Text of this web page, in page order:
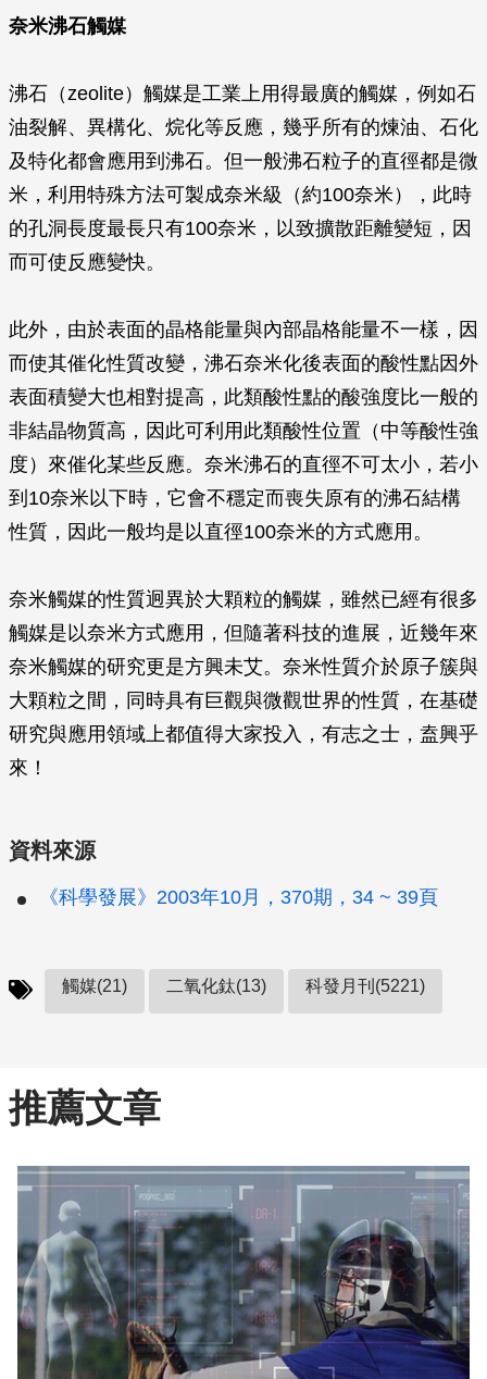
奈米沸石觸媒
沸石（zeolite）觸媒是工業上用得最廣的觸媒，例如石
油裂解、異構化、烷化等反應，幾乎所有的煉油、石化
及特化都會應用到沸石。但一般沸石粒子的直徑都是微
米，利用特殊方法可製成奈米級（約100奈米），此時
的孔洞長度最長只有100奈米，以致擴散距離變短，因
而可使反應變快。
此外，由於表面的晶格能量與內部晶格能量不一樣，因
而使其催化性質改變，沸石奈米化後表面的酸性點因外
表面積變大也相對提高，此類酸性點的酸強度比一般的
非結晶物質高，因此可利用此類酸性位置（中等酸性強
度）來催化某些反應。奈米沸石的直徑不可太小，若小
到10奈米以下時，它會不穩定而喪失原有的沸石結構
性質，因此一般均是以直徑100奈米的方式應用。
奈米觸媒的性質迥異於大顆粒的觸媒，雖然已經有很多
觸媒是以奈米方式應用，但隨著科技的進展，近幾年來
奈米觸媒的研究更是方興未艾。奈米性質介於原子簇與
大顆粒之間，同時具有巨觀與微觀世界的性質，在基礎
研究與應用領域上都值得大家投入，有志之士，盍興乎
來！
資料來源
《科學發展》2003年10月，370期，34 ~ 39頁
觸媒(21) 二氧化鈦(13) 科發月刊(5221)
推薦文章